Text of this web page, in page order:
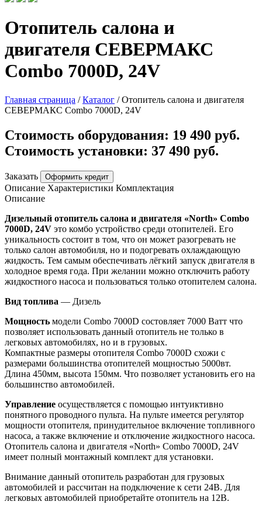
Отопитель салона и
двигателя СЕВЕРМАКС
Combo 7000D, 24V
Главная страница / Каталог / Отопитель салона и двигателя
СЕВЕРМАКС Combo 7000D, 24V
Стоимость оборудования: 19 490 руб.
Стоимость установки: 37 490 руб.
Заказать Оформить кредит
Описание Характеристики Комплектация
Описание
Дизельный отопитель салона и двигателя «North» Combo
7000D, 24V это комбо устройство среди отопителей. Его
уникальность состоит в том, что он может разогревать не
только салон автомобиля, но и подогревать охлаждающую
жидкость. Тем самым обеспечивать лёгкий запуск двигателя в
холодное время года. При желании можно отключить работу
жидкостного насоса и пользоваться только отопителем салона.
Вид топлива — Дизель
Мощность модели Combo 7000D состовляет 7000 Ватт что
позволяет использовать данный отопитель не только в
легковых автомобилях, но и в грузовых.
Компактные размеры отопителя Combo 7000D схожи с
размерами большинства отопителей мощностью 5000вт.
Длина 450мм, высота 150мм. Что позволяет установить его на
большинство автомобилей.
Управление осуществляется с помощью интуиктивно
понятного проводного пульта. На пульте имеется регулятор
мощности отопителя, принудительное включение топливного
насоса, а также включение и отключение жидкостного насоса.
Отопитель салона и двигателя «North» Combo 7000D, 24V
имеет полный монтажный комплект для установки.
Внимание данный отопитель разработан для грузовых
автомобилей и рассчитан на подключение к сети 24В. Для
легковых автомобилей приобретайте отопитель на 12В.